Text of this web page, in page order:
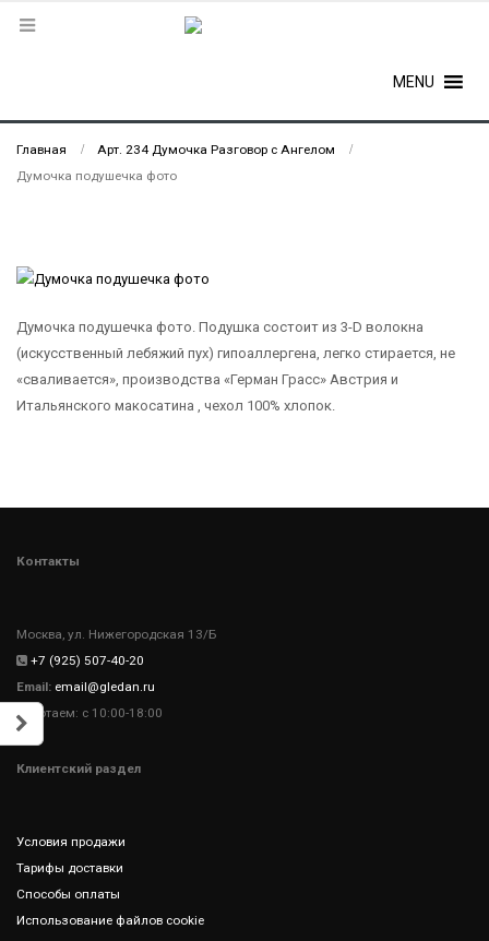
MENU
Главная
Арт. 234 Думочка Разговор с Ангелом
Думочка подушечка фото
Думочка подушечка фото. Подушка состоит из 3-D волокна
(искусственный лебяжий пух) гипоаллергена, легко стирается, не
«сваливается», производства «Герман Грасс» Австрия и
Итальянского макосатина , чехол 100% хлопок.
Контакты
Москва, ул. Нижегородская 13/Б
+7 (925) 507-40-20
Email: email@gledan.ru
Работаем: с 10:00-18:00
Клиентский раздел
Условия продажи
Тарифы доставки
Способы оплаты
Использование файлов cookie